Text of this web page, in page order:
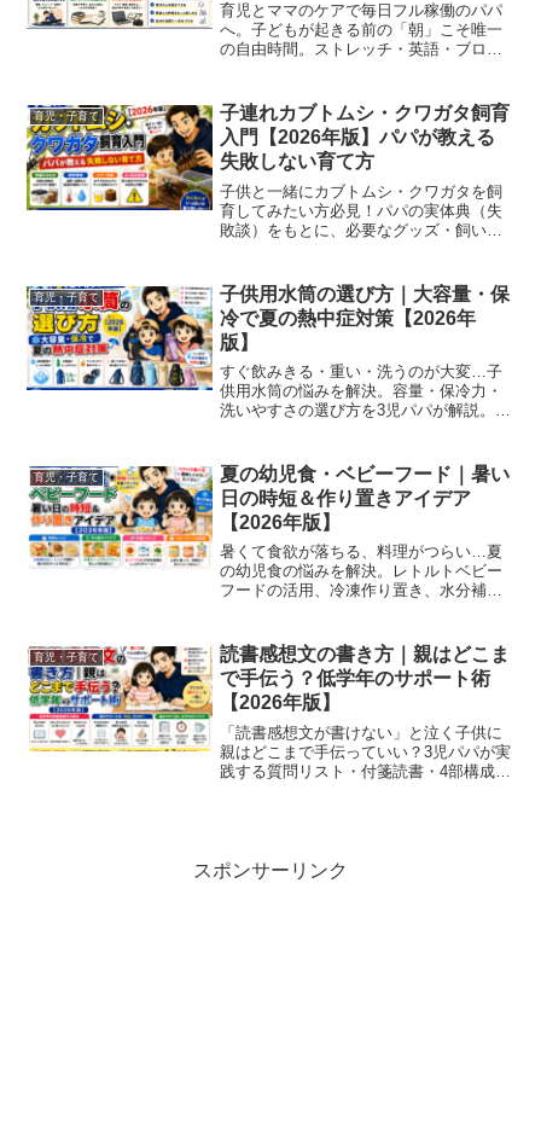
育児とママのケアで毎日フル稼働のパパ
へ。子どもが起きる前の「朝」こそ唯一
の自由時間。ストレッチ・英語・ブログ
育児・子育て
子連れカブトムシ・クワガタ飼育
入門【2026年版】パパが教える
失敗しない育て方
子供と一緒にカブトムシ・クワガタを飼
育してみたい方必見！パパの実体典（失
敗談）をもとに、必要なグッズ・飼い
育児・子育て
子供用水筒の選び方｜大容量・保
冷で夏の熱中症対策【2026年
版】
すぐ飲みきる・重い・洗うのが大変…子
供用水筒の悩みを解決。容量・保冷力・
洗いやすさの選び方を3児パパが解説。小
育児・子育て
夏の幼児食・ベビーフード｜暑い
日の時短＆作り置きアイデア
【2026年版】
暑くて食欲が落ちる、料理がつらい…夏
の幼児食の悩みを解決。レトルトベビー
フードの活用、冷凍作り置き、水分補給
育児・子育て
読書感想文の書き方｜親はどこま
で手伝う？低学年のサポート術
【2026年版】
「読書感想文が書けない」と泣く子供に
親はどこまで手伝っていい？3児パパが実
践する質問リスト・付箋読書・4部構成テ
スポンサーリンク